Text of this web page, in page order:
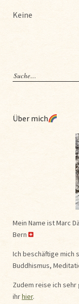
Keine
Über mich
Mein Name ist Marc
Bern
Ich beschäftige mich
Buddhismus,
Zudem reise ich
ihrhier.